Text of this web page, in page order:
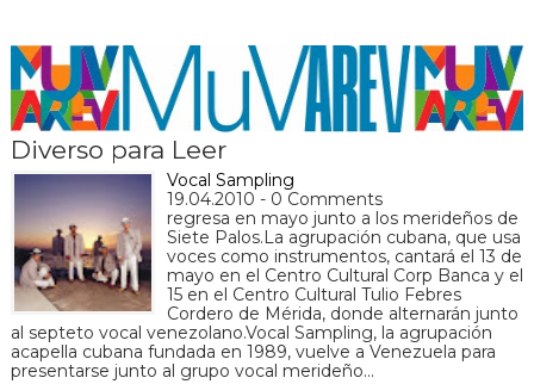
Diverso para Leer
Vocal Sampling
19.04.2010 - 0 Comments
regresa en mayo junto a los merideños de
Siete Palos.La agrupación cubana, que usa
voces como instrumentos, cantará el 13 de
mayo en el Centro Cultural Corp Banca y el
15 en el Centro Cultural Tulio Febres
Cordero de Mérida, donde alternarán junto
al septeto vocal venezolano.Vocal Sampling, la agrupación
acapella cubana fundada en 1989, vuelve a Venezuela para
presentarse junto al grupo vocal merideño…